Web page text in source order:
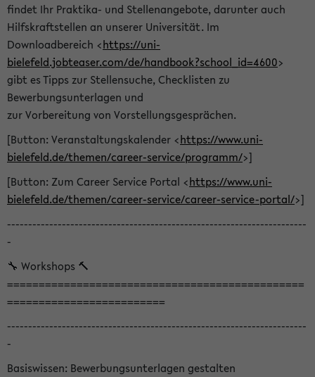
findet Ihr Praktika- und Stellenangebote, darunter auch
Hilfskraftstellen an unserer Universität. Im
Downloadbereich <https://uni-
bielefeld.jobteaser.com/de/handbook?school_id=4600>
gibt es Tipps zur Stellensuche, Checklisten zu
Bewerbungsunterlagen und
zur Vorbereitung von Vorstellungsgesprächen.
[Button: Veranstaltungskalender <https://www.uni-
bielefeld.de/themen/career-service/programm/>]
[Button: Zum Career Service Portal <https://www.uni-
bielefeld.de/themen/career-service/career-service-portal/>]
-----------------------------------------------------------------------
-
🔧 Workshops 🔨
===============================================
=========================
-----------------------------------------------------------------------
-
Basiswissen: Bewerbungsunterlagen gestalten